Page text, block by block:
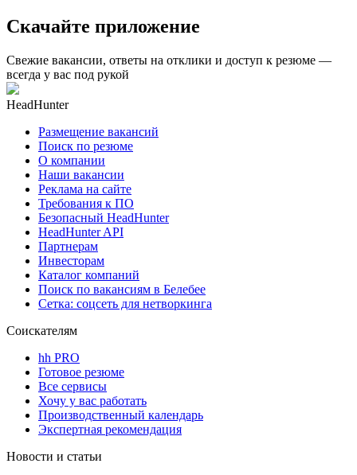
Скачайте приложение
Свежие вакансии, ответы на отклики и доступ к резюме —
всегда у вас под рукой
HeadHunter
Размещение вакансий
Поиск по резюме
О компании
Наши вакансии
Реклама на сайте
Требования к ПО
Безопасный HeadHunter
HeadHunter API
Партнерам
Инвесторам
Каталог компаний
Поиск по вакансиям в Белебее
Сетка: соцсеть для нетворкинга
Соискателям
hh PRO
Готовое резюме
Все сервисы
Хочу у вас работать
Производственный календарь
Экспертная рекомендация
Новости и статьи